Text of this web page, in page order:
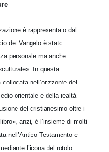
è rappresentato dal
del Vangelo è stato
personale ma anche
In questa
nell’orizzonte del
orientale e della realtà
del cristianesimo oltre i
anzi, è l’insieme di molti
nell’Antico Testamento e
l’icona del rotolo